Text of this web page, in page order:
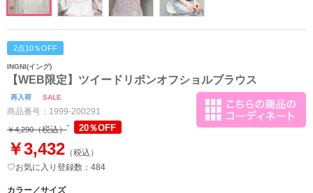
2点10％OFF
INGNI(イング)
【WEB限定】ツイードリボンオフショルブラウス
再入荷 SALE
商品番号： 1999-200291
￥4,290（税込） 20％OFF
￥3,432 （税込）
♡お気に入り登録数：484
カラー／サイズ